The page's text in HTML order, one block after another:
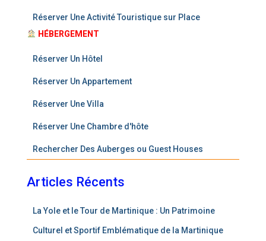
Réserver Une Activité Touristique sur Place
HÉBERGEMENT
Réserver Un Hôtel
Réserver Un Appartement
Réserver Une Villa
Réserver Une Chambre d'hôte
Rechercher Des Auberges ou Guest Houses
Articles Récents
La Yole et le Tour de Martinique : Un Patrimoine
Culturel et Sportif Emblématique de la Martinique